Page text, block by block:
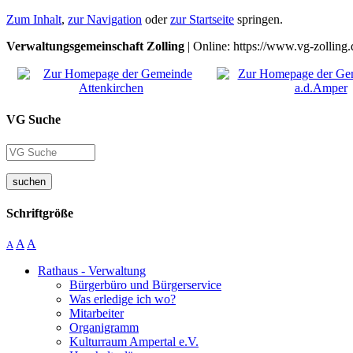
Zum Inhalt, zur Navigation oderzur Startseite springen.
Verwaltungsgemeinschaft Zolling | Online: https://www.vg-
VG Suche
suchen
Schriftgröße
A A A
Rathaus - Verwaltung
Bürgerbüro und Bürgerservice
Was erledige ich wo?
Mitarbeiter
Organigramm
Kulturraum Ampertal e.V.